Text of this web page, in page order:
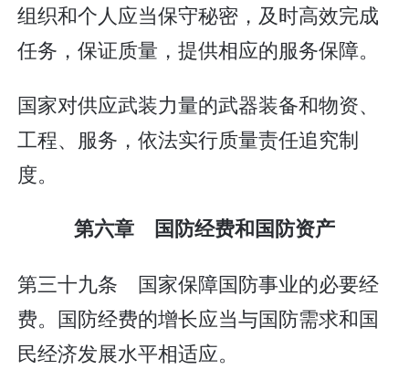
组织和个人应当保守秘密，及时高效完成
任务，保证质量，提供相应的服务保障。
国家对供应武装力量的武器装备和物资、
工程、服务，依法实行质量责任追究制
度。
第六章 国防经费和国防资产
第三十九条 国家保障国防事业的必要经
费。国防经费的增长应当与国防需求和国
民经济发展水平相适应。